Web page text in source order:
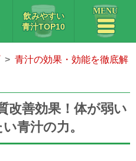
飲みやすい
青汁TOP10
MENU
青汁の効果・効能を徹底解
改善効果！体が弱い
青汁の力。